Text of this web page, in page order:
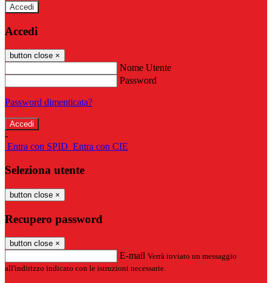
Accedi
Accedi
button close ×
Nome Utente
Password
Password dimenticata?
-
Entra con SPID Entra con CIE
Seleziona utente
button close ×
Recupero password
button close ×
E-mail Verrà inviato un messaggio
all'indirizzo indicato con le istruzioni necessarie.